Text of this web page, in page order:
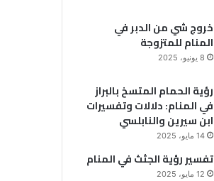
خروج شي من الدبر في
المنام للمتزوجة
8 يونيو، 2025
رؤية الحمام المتسخ بالبراز
في المنام: دلالات وتفسيرات
ابن سيرين والنابلسي
14 مايو، 2025
تفسير رؤية الجثث في المنام
12 مايو، 2025